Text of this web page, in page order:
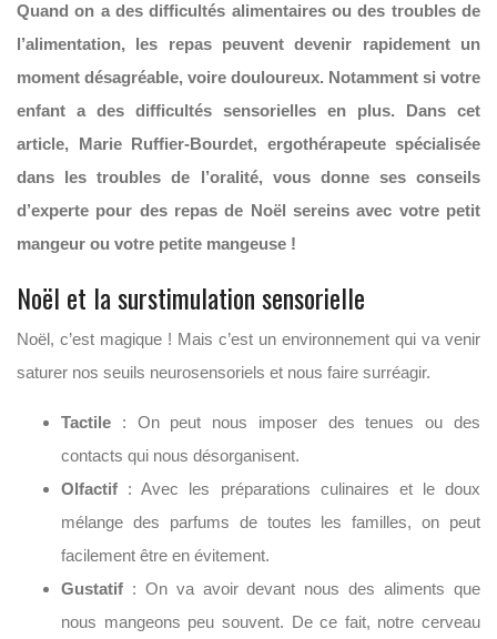
Quand on a des difficultés alimentaires ou des troubles de
l’alimentation, les repas peuvent devenir rapidement un
moment désagréable, voire douloureux. Notamment si votre
enfant a des difficultés sensorielles en plus. Dans cet
article, Marie Ruffier-Bourdet, ergothérapeute spécialisée
dans les troubles de l’oralité, vous donne ses conseils
d’experte pour des repas de Noël sereins avec votre petit
mangeur ou votre petite mangeuse !
Noël et la surstimulation sensorielle
Noël, c’est magique ! Mais c’est un environnement qui va venir
saturer nos seuils neurosensoriels et nous faire surréagir.
Tactile : On peut nous imposer des tenues ou des
contacts qui nous désorganisent.
Olfactif : Avec les préparations culinaires et le doux
mélange des parfums de toutes les familles, on peut
facilement être en évitement.
Gustatif : On va avoir devant nous des aliments que
nous mangeons peu souvent. De ce fait, notre cerveau